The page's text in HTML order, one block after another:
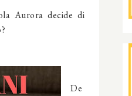
Aurora decide di
De